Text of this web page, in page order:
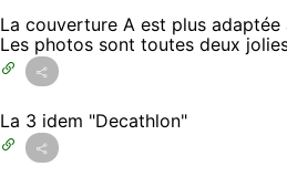
La couverture A est plus
Les photos sont toutes deux
La 3 idem "Decathlon"